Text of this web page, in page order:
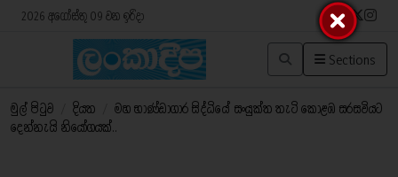
2026 අගෝස්තු 09 වන ඉරිදා
Sections
මුල් පිටුව දියත
මහ භාණ්ඩාගාර සිද්ධියේ සංයුක්ත තැටි කොළඹ සරසවියට
දෙන්නැයි නියෝගයක්..